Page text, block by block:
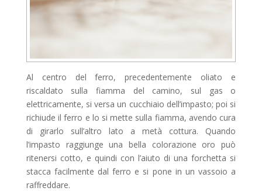
Al centro del ferro, precedentemente oliato e
riscaldato sulla fiamma del camino, sul gas o
elettricamente, si versa un cucchiaio dell’impasto; poi si
richiude il ferro e lo si mette sulla fiamma, avendo cura
di girarlo sull’altro lato a metà cottura. Quando
l’impasto raggiunge una bella colorazione oro può
ritenersi cotto, e quindi con l’aiuto di una forchetta si
stacca facilmente dal ferro e si pone in un vassoio a
raffreddare.